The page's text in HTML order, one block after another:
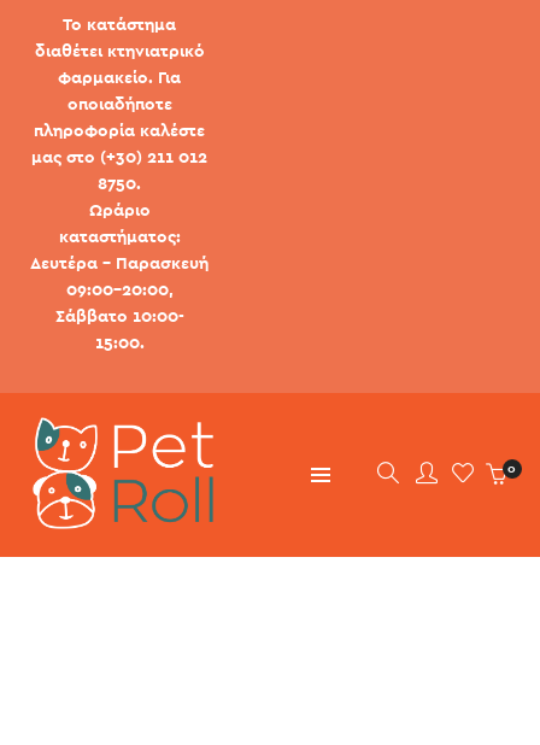
Το κατάστημα
διαθέτει κτηνιατρικό
φαρμακείο. Για
οποιαδήποτε
πληροφορία καλέστε
μας στο (+30) 211 012
8750.
Ωράριο
καταστήματος:
Δευτέρα - Παρασκευή
09:00-20:00,
Σάββατο 10:00-
15:00.
0